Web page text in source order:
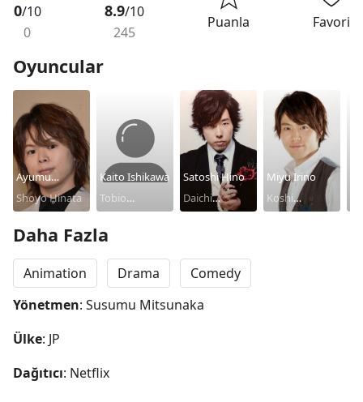
0/10
0
8.9/10
245
Puanla Favori
Oyuncular
Ayumu
Murase
Shoyo Hinata
Kaito Ishikawa
Tobio
Satoshi Hino
Daichi
Miyu Irino
Koshi
Daha Fazla
Animation Drama
Comedy
Yönetmen: Susumu Mitsunaka
Ülke: JP
Dağıtıcı: Netflix